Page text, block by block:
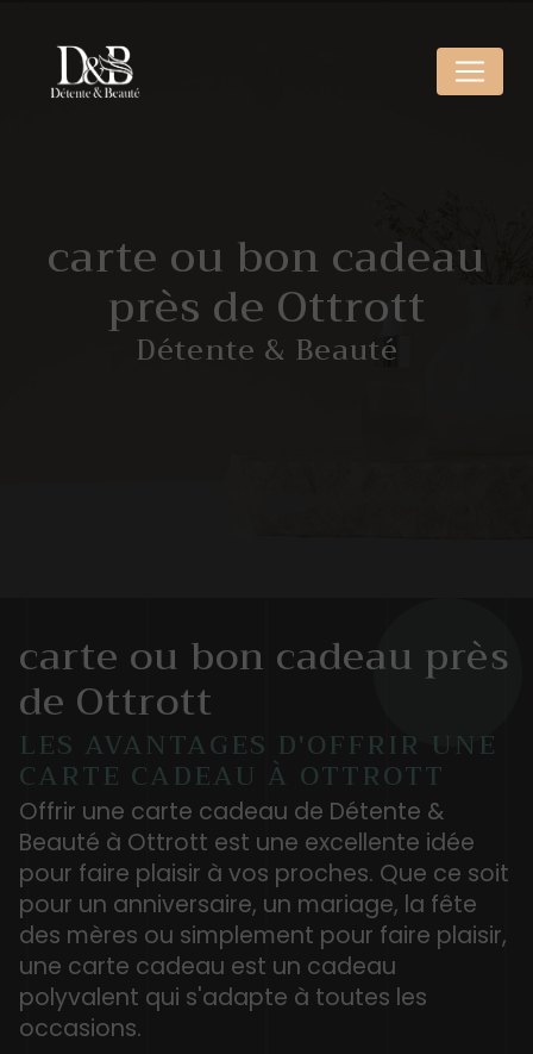
carte ou bon cadeau
près de Ottrott
Détente & Beauté
carte ou bon cadeau près
de Ottrott
LES AVANTAGES D'OFFRIR UNE
CARTE CADEAU À OTTROTT
Offrir une carte cadeau de Détente &
Beauté à Ottrott est une excellente idée
pour faire plaisir à vos proches. Que ce soit
pour un anniversaire, un mariage, la fête
des mères ou simplement pour faire plaisir,
une carte cadeau est un cadeau
polyvalent qui s'adapte à toutes les
occasions.